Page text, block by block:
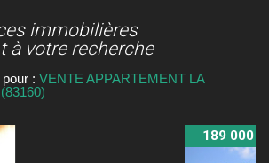
à votre recherche
: VENTE APPARTEMENT LA
189 000 €